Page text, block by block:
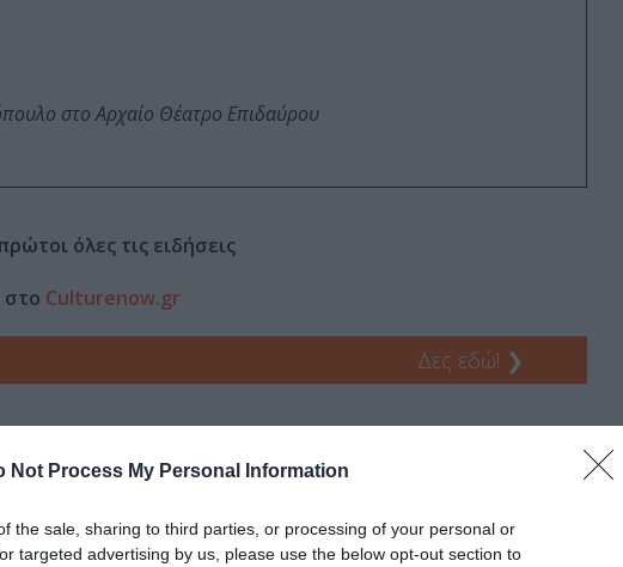
Not Process My Personal Information
the sale, sharing to third parties, or processing of your personal or
targeted advertising by us, please use the below opt-out section to
στο Αρχαίο Θέατρο Επιδαύρου
όλες τις ειδήσεις
στο Culturenow.gr
Δες εδώ! ❯